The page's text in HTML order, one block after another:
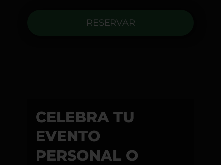
RESERVAR
CELEBRA TU
EVENTO
PERSONAL O